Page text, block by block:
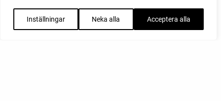
Inställningar Neka alla Acceptera alla